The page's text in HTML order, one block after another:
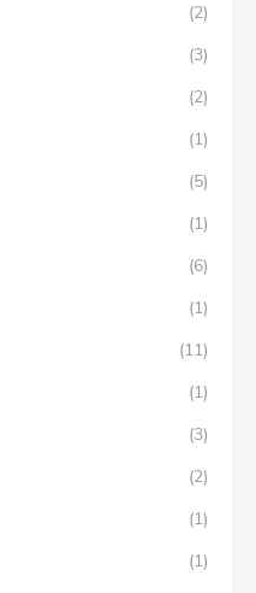
(2)
(3)
(2)
(1)
(5)
(1)
(6)
(1)
(11)
(1)
(3)
(2)
(1)
(1)